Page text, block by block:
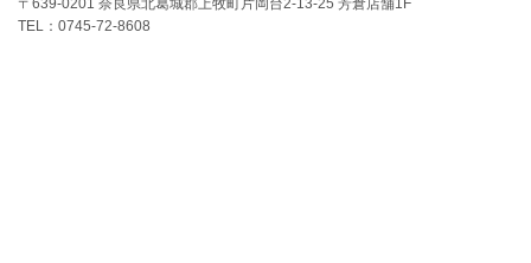
TEL： 0745-72-8608